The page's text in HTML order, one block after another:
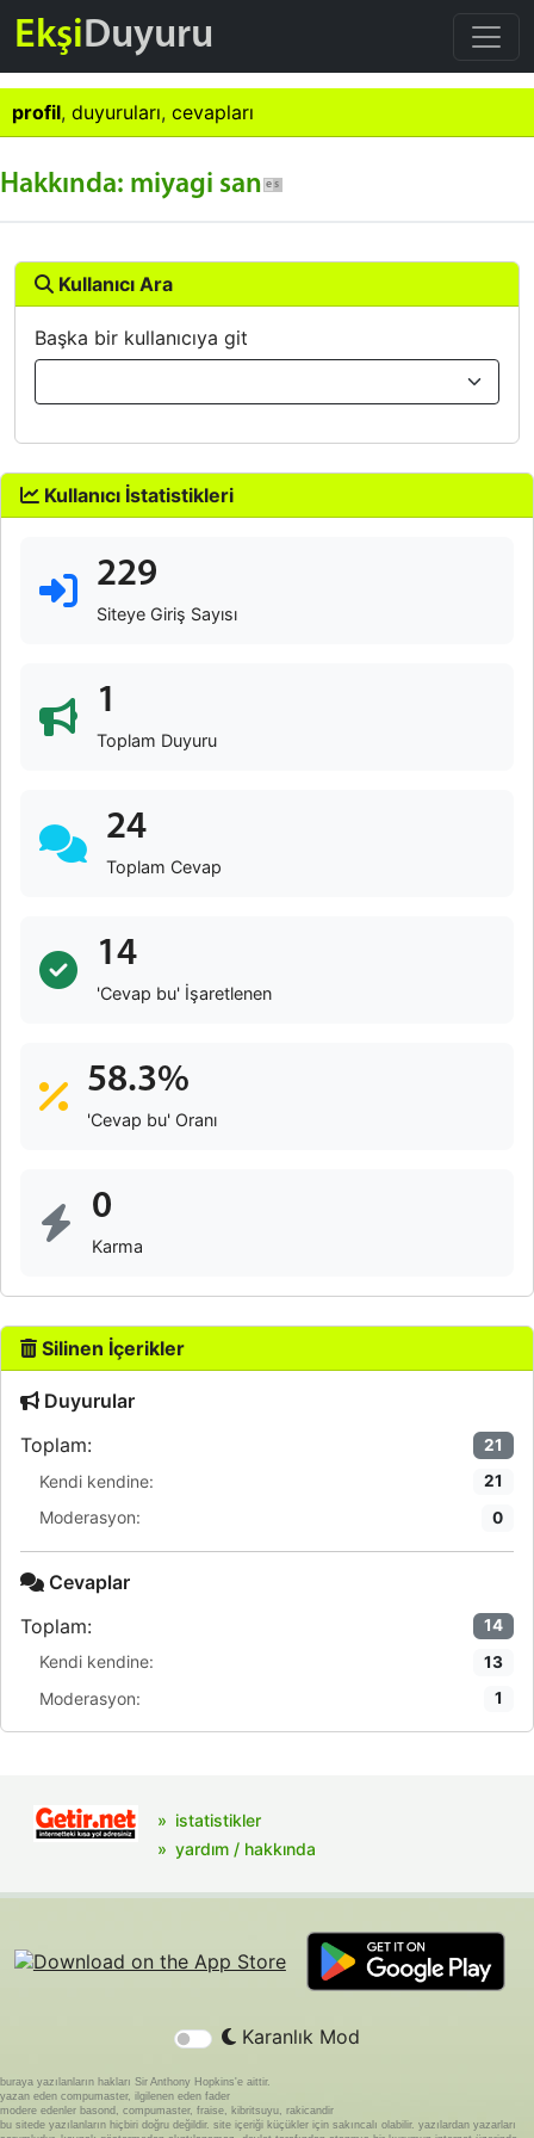
EkşiDuyuru
profil, duyuruları, cevapları
Hakkında: miyagi san
Kullanıcı Ara
Başka bir kullanıcıya git
Kullanıcı İstatistikleri
229
Siteye Giriş Sayısı
1
Toplam Duyuru
24
Toplam Cevap
14
'Cevap bu' İşaretlenen
58.3%
'Cevap bu' Oranı
0
Karma
Silinen İçerikler
Duyurular
Toplam:
21
Kendi kendine: 21
Moderasyon: 0
Cevaplar
Toplam:
14
Kendi kendine: 13
Moderasyon: 1
istatistikler
yardım / hakkında
Karanlık Mod
buraya yazılanların hakları Sir Anthony Hopkins'e aittir.
yazan eden compumaster, ilgilenen eden fader
modere edenler basond, compumaster, fraise, kibritsuyu, rakicandir
bu sitede yazılanların hiçbiri doğru değildir. site içeriği küçükler için sakıncalı olabilir. yazılardan yazarları